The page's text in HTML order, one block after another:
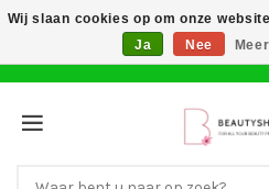
Wij slaan cookies op om onze
Ja
Nee